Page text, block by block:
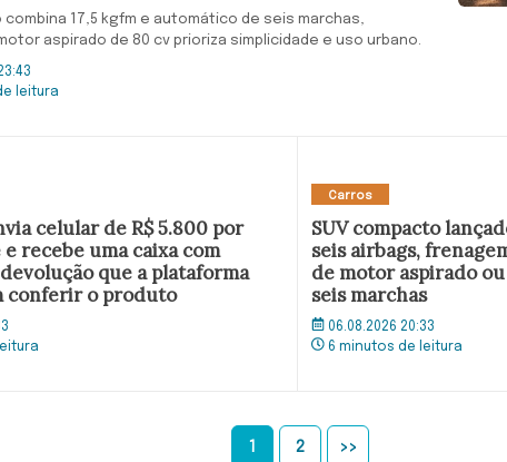
combina 17,5 kgfm e automático de seis marchas,
aspirado de 80 cv prioriza simplicidade e uso urbano.
leitura
celular de R$ 5.800 por
recebe uma caixa com
que a plataforma
conferir o produto
Carros
SUV compacto
seis airbags,
de motor aspirado
seis marchas
06.08.2026 20:33
6 minutos de leitura
1 2 >>